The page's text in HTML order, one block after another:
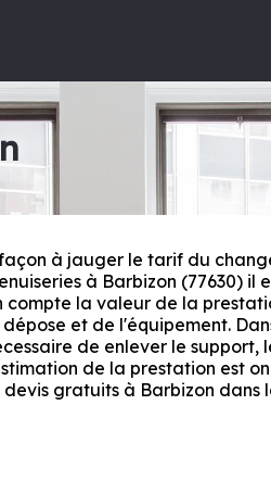
à jauger le tarif du
à Barbizon (77630) il
compte la valeur de la
et de l'équipement.
de enlever le support,
de la prestation est
devis gratuits à Barbizon dans